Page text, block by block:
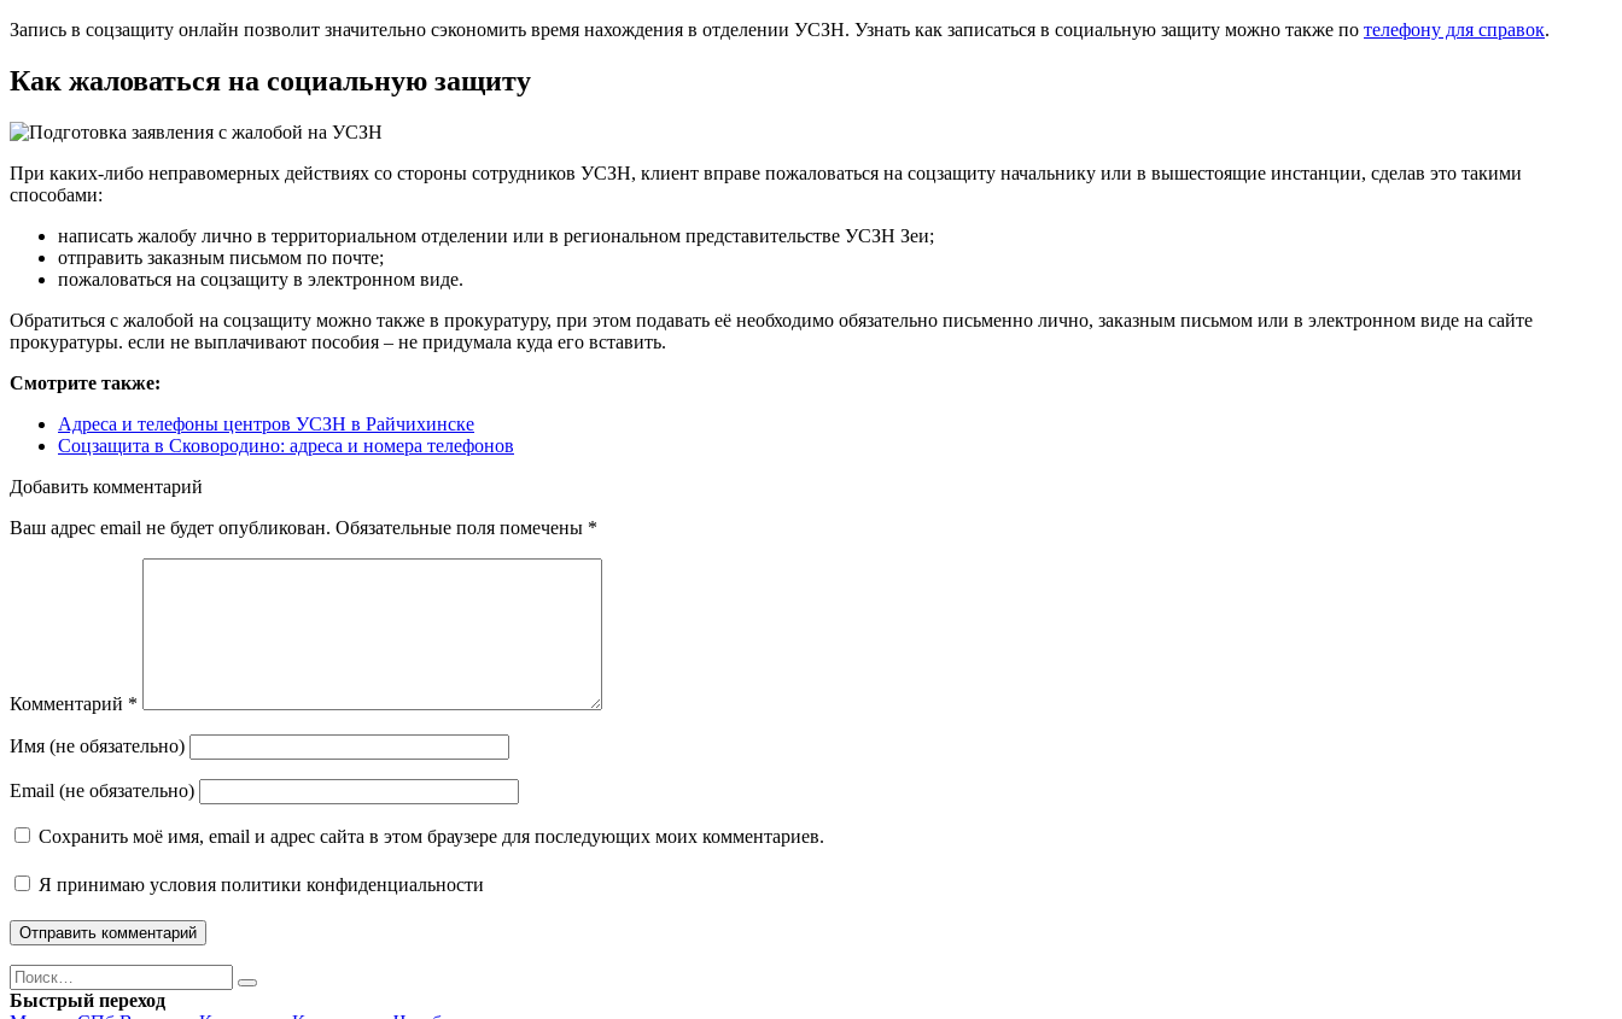
Запись в соцзащиту онлайн позволит значительно сэкономить время нахождения в отделении УСЗН. Узнать как записаться в социальную защиту можно также по телефону для справок.
Как жаловаться на социальную защиту
При каких-либо неправомерных действиях со стороны сотрудников УСЗН, клиент вправе пожаловаться на соцзащиту начальнику или в вышестоящие инстанции, сделав это такими
способами:
написать жалобу лично в территориальном отделении или в региональном представительстве УСЗН Зеи;
отправить заказным письмом по почте;
пожаловаться на соцзащиту в электронном виде.
Обратиться с жалобой на соцзащиту можно также в прокуратуру, при этом подавать её необходимо обязательно письменно лично, заказным письмом или в электронном виде на сайте
прокуратуры. если не выплачивают пособия – не придумала куда его вставить.
Смотрите также:
Адреса и телефоны центров УСЗН в Райчихинске
Соцзащита в Сковородино: адреса и номера телефонов
Добавить комментарий
Ваш адрес email не будет опубликован. Обязательные поля помечены *
Комментарий *
Имя (не обязательно)
Email (не обязательно)
Сохранить моё имя, email и адрес сайта в этом браузере для последующих моих комментариев.
Я принимаю условия политики конфиденциальности
Поиск
Найти
Быстрый переход